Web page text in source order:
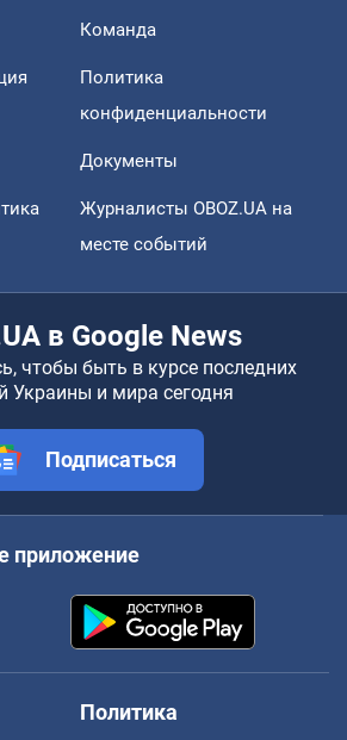
Команда
Политика
конфиденциальности
Документы
Журналисты OBOZ.UA на
месте событий
в Google News
чтобы быть в курсе последних
Украины и мира сегодня
Подписаться
приложение
Политика